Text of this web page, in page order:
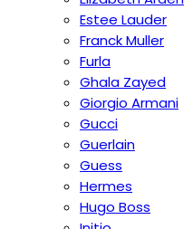
Estee Lauder
Franck Muller
Furla
Ghala Zayed
Giorgio Armani
Gucci
Guerlain
Guess
Hermes
Hugo Boss